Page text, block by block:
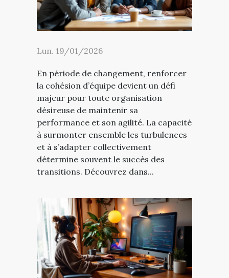
Lun. 19/01/2026
En période de changement, renforcer
la cohésion d’équipe devient un défi
majeur pour toute organisation
désireuse de maintenir sa
performance et son agilité. La capacité
à surmonter ensemble les turbulences
et à s’adapter collectivement
détermine souvent le succès des
transitions. Découvrez dans...